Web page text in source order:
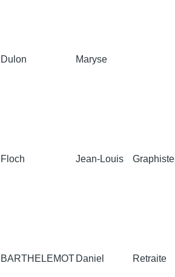
Dulon Maryse
Floch Jean-Louis Graphiste
BARTHELEMOT Daniel Retraite